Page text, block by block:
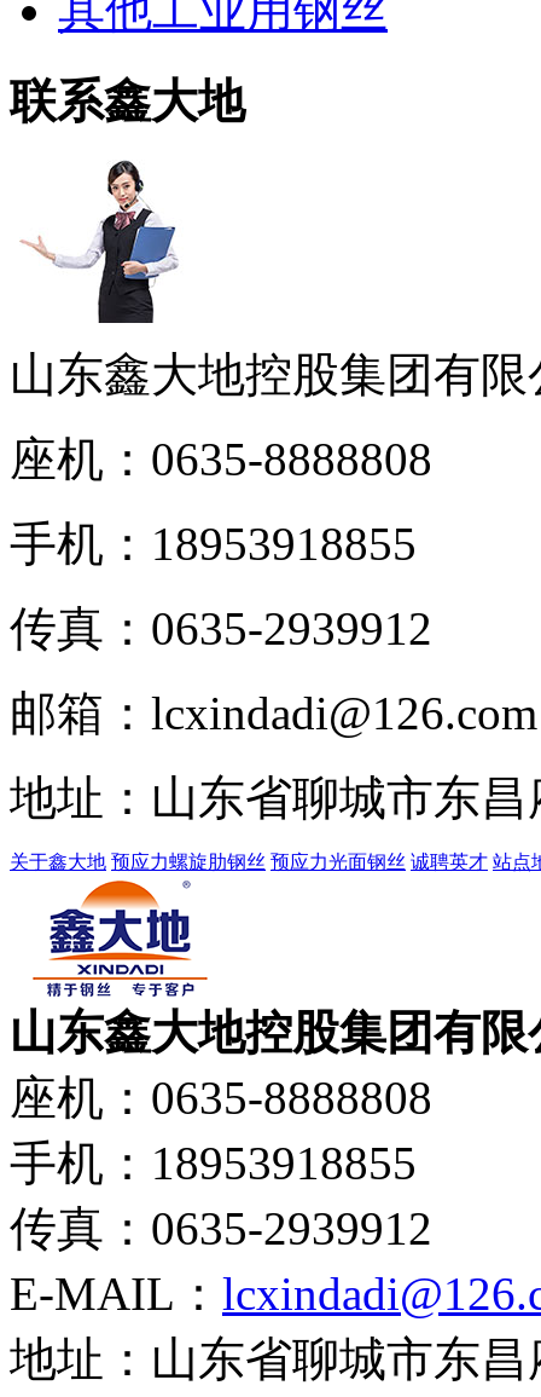
联系鑫大地
山东鑫大地控股集团有限
座机：0635-8888808
手机：18953918855
传真： 0635-2939912
邮箱：lcxindadi@126.com
地址：山东省聊城市东
关于鑫大地 预应力螺旋肋钢丝 预应力光面钢丝 诚聘英才 站点
山东鑫大地控股集团有限
座机：0635-8888808
手机：18953918855
传真：0635-2939912
E-MAIL：
地址：山东省聊城市东